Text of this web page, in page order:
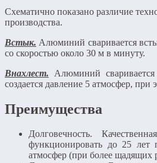
Схематично показано различие
производства.
Встык. Алюминий сваривается
со скоростью около 30 м в минуту.
Внахлест. Алюминий
создается давление 5 атмосфер, при
Преимущества
Долговечность.
функционировать до 25 лет
атмосфер (при более щадящих